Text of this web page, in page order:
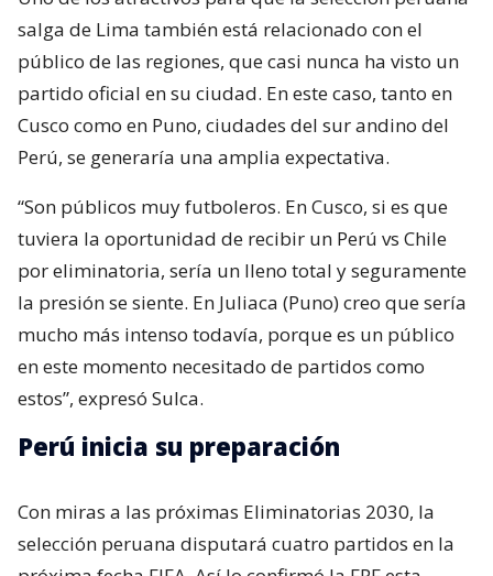
salga de Lima también está relacionado con el
público de las regiones, que casi nunca ha visto un
partido oficial en su ciudad. En este caso, tanto en
Cusco como en Puno, ciudades del sur andino del
Perú, se generaría una amplia expectativa.
“Son públicos muy futboleros. En Cusco, si es que
tuviera la oportunidad de recibir un Perú vs Chile
por eliminatoria, sería un lleno total y seguramente
la presión se siente. En Juliaca (Puno) creo que sería
mucho más intenso todavía, porque es un público
en este momento necesitado de partidos como
estos”, expresó Sulca.
Perú inicia su preparación
Con miras a las próximas Eliminatorias 2030, la
selección peruana disputará cuatro partidos en la